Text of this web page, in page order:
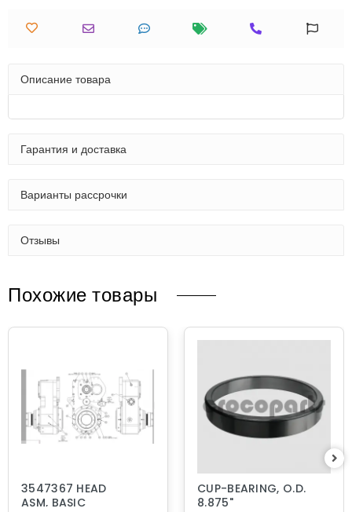
Описание товара
Гарантия и доставка
Варианты рассрочки
Отзывы
Похожие товары
3547367 HEAD
ASM, BASIC
CUP-BEARING, O.D.
8.875"